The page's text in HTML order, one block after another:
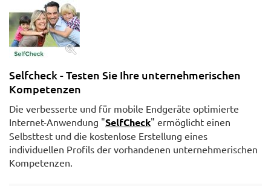
Selfcheck - Testen Sie Ihre unternehmerischen
Kompetenzen
Die verbesserte und für mobile Endgeräte optimierte
Internet-Anwendung "SelfCheck" ermöglicht einen
Selbsttest und die kostenlose Erstellung eines
individuellen Profils der vorhandenen unternehmerischen
Kompetenzen.